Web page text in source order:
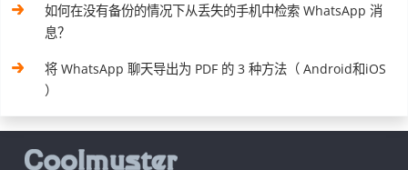
如何在没有备份的情况下从丢失的手机中检索 WhatsApp 消
息？
将 WhatsApp 聊天导出为 PDF 的 3 种方法（ Android和iOS
）